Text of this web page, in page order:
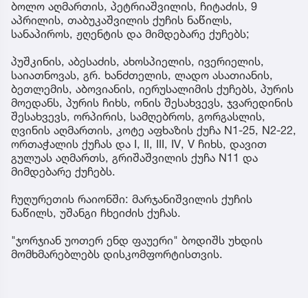
ბოლო აღმართის, პეტრიაშვილის, ჩიტაძის, 9
აპრილის, თაბუკაშვილის ქუჩის ნაწილს,
სანაპიროს, ჟღენტის და მიმდებარე ქუჩებს;
პუშკინის, აბესაძის, ახოსპიელის, ივერიელის,
საიათნოვას, გრ. ხანძთელის, ლადო ასათიანის,
ბეთლემის, აბოვიანის, იერუსალიმის ქუჩებს, პურის
მოედანს, პურის ჩიხს, ონის შესახვევს, ჯვარედინის
შესახვევს, ორპირის, სამღებროს, გორგასლის,
ღვინის აღმართის, კოტე აფხაზის ქუჩა N1-25, N2-22,
ორთაჭალის ქუჩას და I, II, III, IV, V ჩიხს, დავით
გულუას აღმართს, გრიშაშვილის ქუჩა N11 და
მიმდებარე ქუჩებს.
ჩუღურეთის რაიონში: მარჯანიშვილის ქუჩის
ნაწილს, უშანგი ჩხეიძის ქუჩას.
"ჯორჯიან უოთერ ენდ ფაუერი" ბოდიშს უხდის
მომხმარებლებს დისკომფორტისთვის.